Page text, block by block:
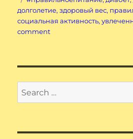
долголетие,здоровый вес,
социальная активность,
commenton
жизнь
Search
for: